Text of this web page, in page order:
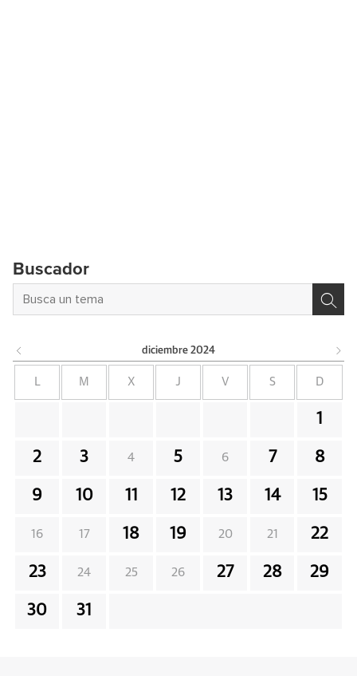
Buscador
diciembre 2024
M X J V S D
1
2 3 4 5 6 7 8
9 10 11 12 13 14 15
16 17 18 19 20 21 22
23 24 25 26 27 28 29
30 31